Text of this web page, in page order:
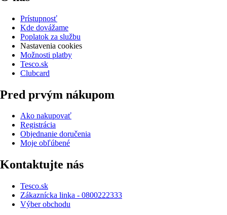
Prístupnosť
Kde dovážame
Poplatok za službu
Nastavenia cookies
Možnosti platby
Tesco.sk
Clubcard
Pred prvým nákupom
Ako nakupovať
Registrácia
Objednanie doručenia
Moje obľúbené
Kontaktujte nás
Tesco.sk
Zákaznícka linka - 0800222333
Výber obchodu